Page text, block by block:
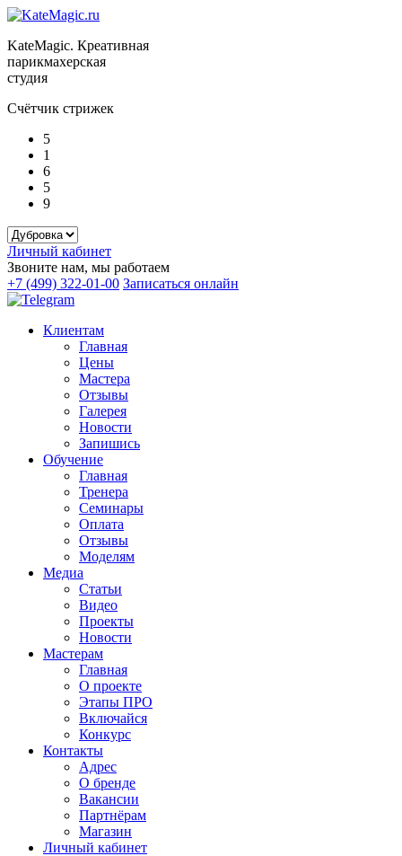
KateMagic. Креативная
парикмахерская
студия
Счётчик стрижек
5
1
6
5
9
Личный кабинет
Звоните нам, мы работаем
+7 (499) 322-01-00 Записаться онлайн
Клиентам
Главная
Цены
Мастера
Отзывы
Галерея
Новости
Запишись
Обучение
Главная
Тренера
Семинары
Оплата
Отзывы
Моделям
Медиа
Статьи
Видео
Проекты
Новости
Мастерам
Главная
О проекте
Этапы ПРО
Включайся
Конкурс
Контакты
Адрес
О бренде
Вакансии
Партнёрам
Магазин
Личный кабинет